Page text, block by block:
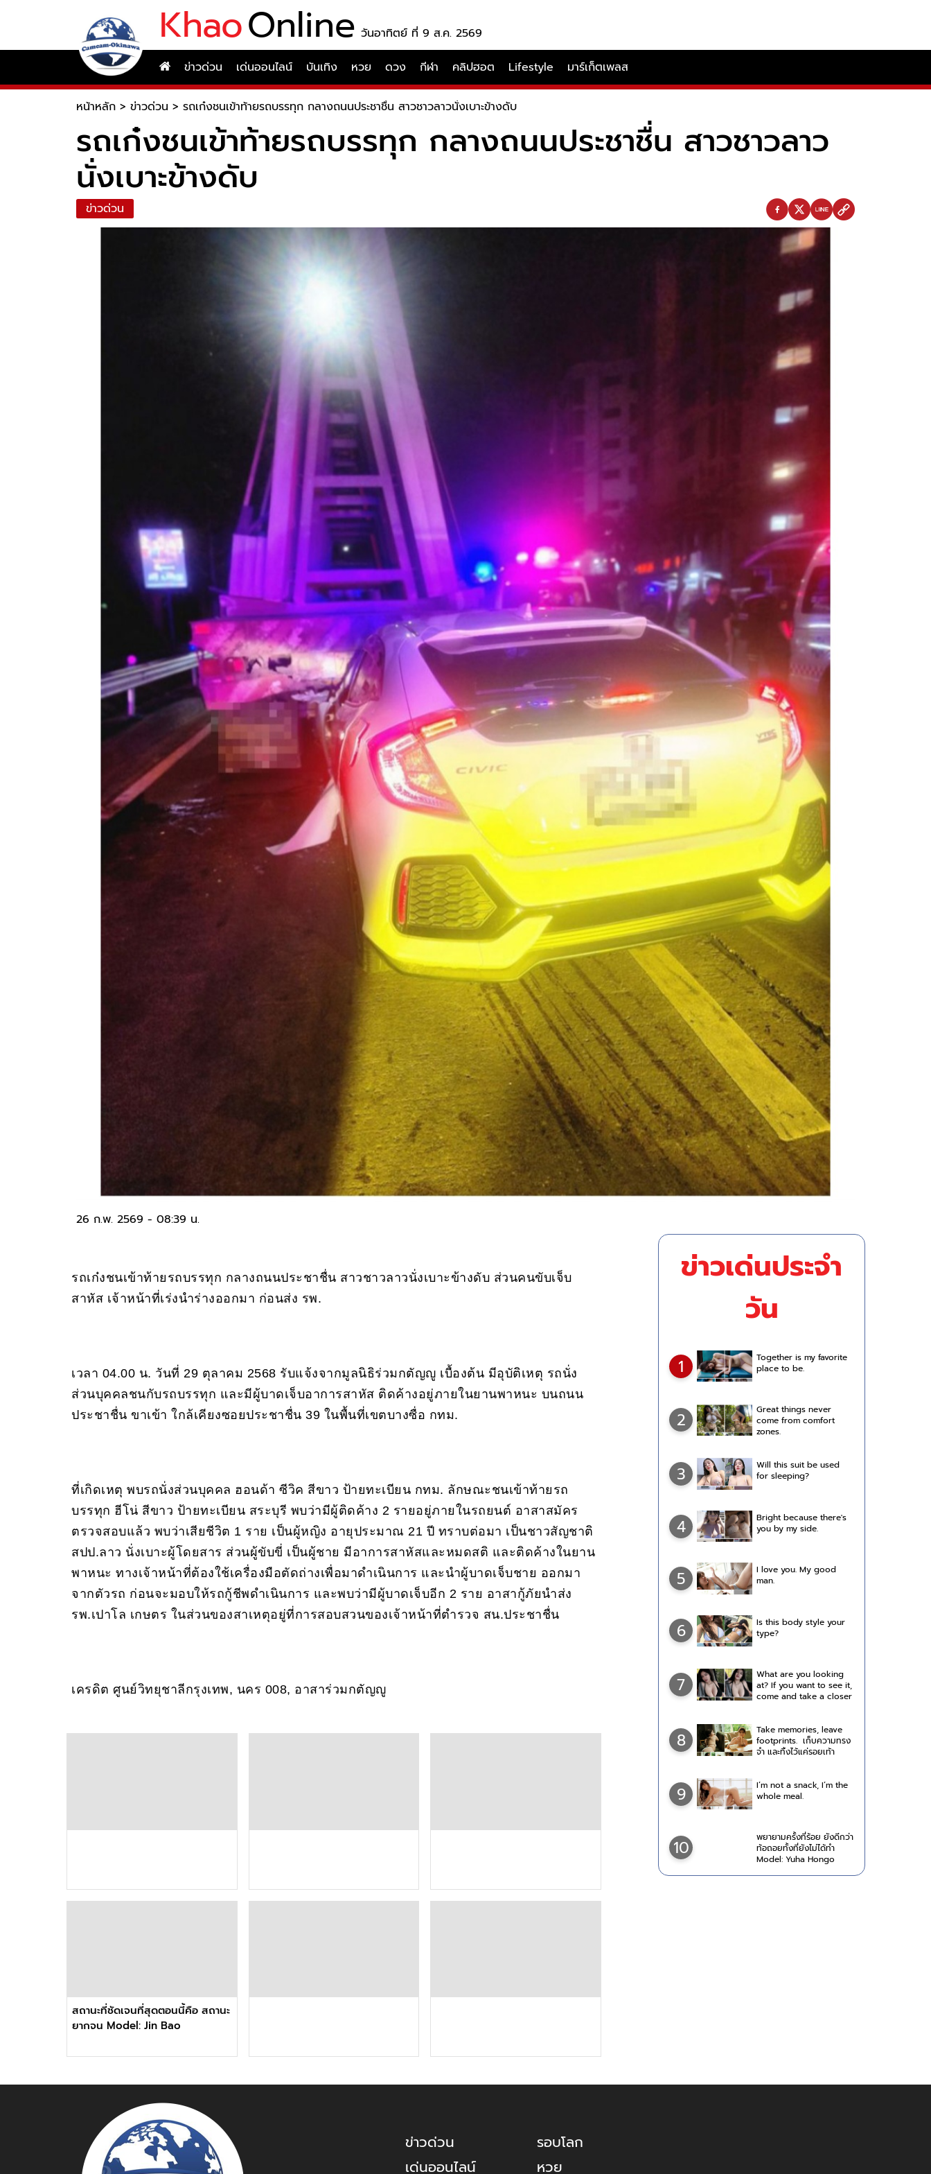
KhaoOnline วันอาทิตย์ ที่ 9 ส.ค. 2569
ข่าวด่วน เด่นออนไลน์ บันเทิง หวย ดวง กีฬา คลิปฮอต Lifestyle มาร์เก็ตเพลส
หน้าหลัก > ข่าวด่วน > รถเก๋งชนเข้าท้ายรถบรรทุก กลางถนนประชาชื่น สาวชาวลาวนั่งเบาะข้างดับ
รถเก๋งชนเข้าท้ายรถบรรทุก กลางถนนประชาชื่น สาวชาวลาว
นั่งเบาะข้างดับ
ข่าวด่วน
26 ก.พ. 2569 - 08:39 น.
รถเก๋งชนเข้าท้ายรถบรรทุก กลางถนนประชาชื่น สาวชาวลาวนั่งเบาะข้างดับ ส่วนคนขับเจ็บ
สาหัส เจ้าหน้าที่เร่งนำร่างออกมา ก่อนส่ง รพ.
เวลา 04.00 น. วันที่ 29 ตุลาคม 2568 รับแจ้งจากมูลนิธิร่วมกตัญญู เบื้องต้น มีอุบัติเหตุ รถนั่ง
ส่วนบุคคลชนกับรถบรรทุก และมีผู้บาดเจ็บอาการสาหัส ติดค้างอยู่ภายในยานพาหนะ บนถนน
ประชาชื่น ขาเข้า ใกล้เคียงซอยประชาชื่น 39 ในพื้นที่เขตบางซื่อ กทม.
ที่เกิดเหตุ พบรถนั่งส่วนบุคคล ฮอนด้า ซีวิค สีขาว ป้ายทะเบียน กทม. ลักษณะชนเข้าท้ายรถ
บรรทุก ฮีโน่ สีขาว ป้ายทะเบียน สระบุรี พบว่ามีผู้ติดค้าง 2 รายอยู่ภายในรถยนต์ อาสาสมัคร
ตรวจสอบแล้ว พบว่าเสียชีวิต 1 ราย เป็นผู้หญิง อายุประมาณ 21 ปี ทราบต่อมา เป็นชาวสัญชาติ
สปป.ลาว นั่งเบาะผู้โดยสาร ส่วนผู้ขับขี่ เป็นผู้ชาย มีอาการสาหัสและหมดสติ และติดค้างในยาน
พาหนะ ทางเจ้าหน้าที่ต้องใช้เครื่องมือตัดถ่างเพื่อมาดำเนินการ และนำผู้บาดเจ็บชาย ออกมา
จากตัวรถ ก่อนจะมอบให้รถกู้ชีพดำเนินการ และพบว่ามีผู้บาดเจ็บอีก 2 ราย อาสากู้ภัยนำส่ง
รพ.เปาโล เกษตร ในส่วนของสาเหตุอยู่ที่การสอบสวนของเจ้าหน้าที่ตำรวจ สน.ประชาชื่น
เครดิต ศูนย์วิทยุชาลีกรุงเทพ, นคร 008, อาสาร่วมกตัญญู
สถานะที่ชัดเจนที่สุดตอนนี้คือ สถานะ
ยากจน Model: Jin Bao
ข่าวเด่นประจำ
วัน
1
Together is my favorite
place to be.
2
Great things never
come from comfort
zones.
3
Will this suit be used
for sleeping?
4
Bright because there's
you by my side.
5
I love you. My good
man.
6
Is this body style your
type?
7
What are you looking
at? If you want to see it,
come and take a closer
8
Take memories, leave
footprints. เก็บความทรง
จำ และทิ้งไว้แค่รอยเท้า
9
I’m not a snack, I’m the
whole meal.
10
พยายามครั้งที่ร้อย ยังดีกว่า
ท้อถอยทั้งที่ยังไม่ได้ทำ
Model: Yuha Hongo
ข่าวด่วน
เด่นออนไลน์
รอบโลก
หวย